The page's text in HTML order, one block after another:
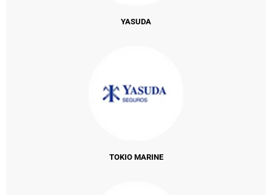
YASUDA
TOKIO MARINE